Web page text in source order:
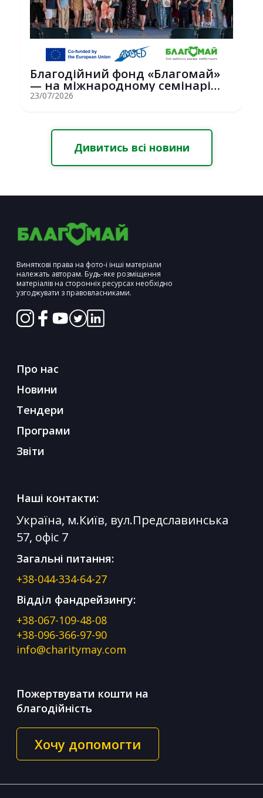
Благодійний фонд «Благомай»
— на міжнародному семінарі
Erasmus+ у С...
23/07/2026
Дивитись всі новини
Виняткові права на фото-і інші матеріали
належать авторам. Будь-яке розміщення
матеріалів на сторонніх ресурсах необхідно
узгоджувати з правовласниками.
Про нас
Новини
Тендери
Програми
Звіти
Наші контакти:
Україна, м.Київ, вул.Предславинська
57, офіс 7
Загальні питання:
+38-044-334-64-27
Відділ фандрейзингу:
+38-067-109-48-08
+38-096-366-97-90
info@charitymay.com
Пожертвувати кошти на
благодійність
Хочу допомогти